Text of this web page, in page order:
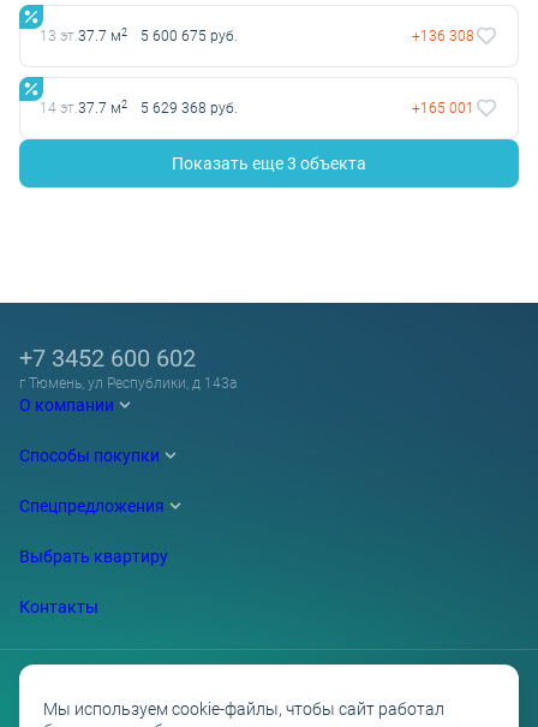
13 эт.37.7 м2 5 600 675 руб. +136 308
14 эт.37.7 м2 5 629 368 руб. +165 001
Показать еще 3 объектa
О компании
Способы покупки
Спецпредложения
Выбрать квартиру
Контакты
+7 3452 600 602
г Тюмень, ул Республики, д 143а
Мы используем cookie-файлы, чтобы сайт работал